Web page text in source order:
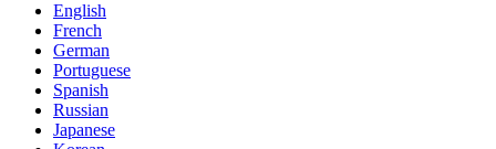
English
French
German
Portuguese
Spanish
Russian
Japanese